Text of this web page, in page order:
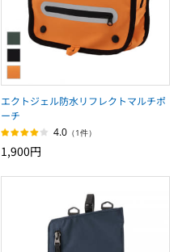
エクトジェル防水リフレクトマルチポ
ーチ
4.0 （1件）
1,900円